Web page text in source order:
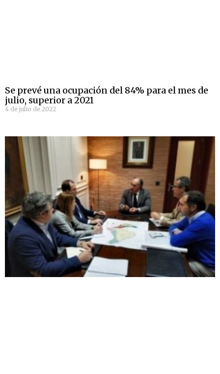
Se prevé una ocupación del 84% para el mes de
julio, superior a 2021
4 de julio de 2022